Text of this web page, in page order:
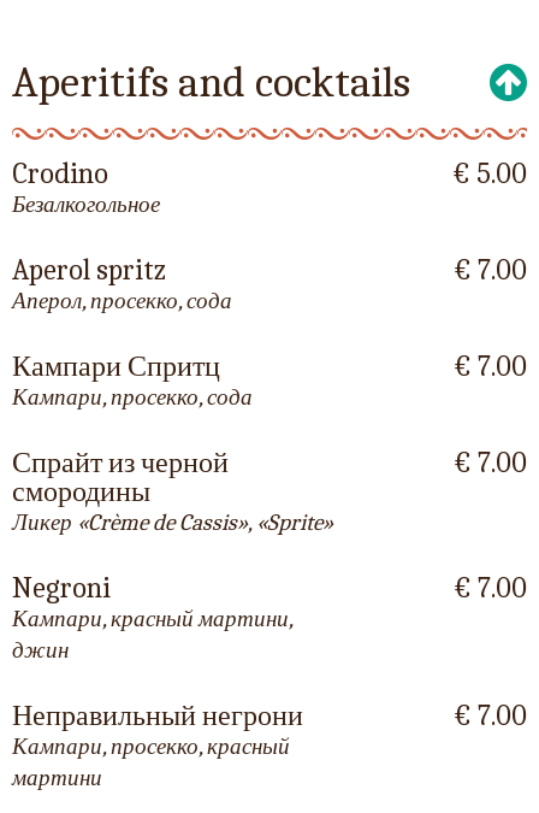
Aperitifs and cocktails
Crodino
Безалкогольное
€ 5.00
Aperol spritz
Аперол, просекко, сода
€ 7.00
Кампари Спритц
Кампари, просекко, сода
€ 7.00
Спрайт из черной
смородины
Ликер «Crème de Cassis», «Sprite»
€ 7.00
Negroni
Кампари, красный мартини,
джин
€ 7.00
Неправильный негрони
Кампари, просекко, красный
мартини
€ 7.00